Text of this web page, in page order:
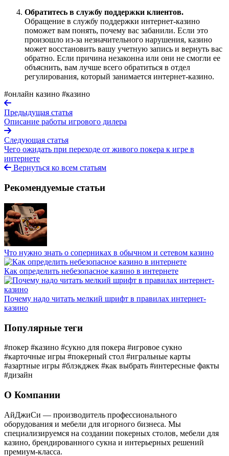
Обратитесь в службу поддержки клиентов.
Обращение в службу поддержки интернет-казино
поможет вам понять, почему вас забанили. Если это
произошло из-за незначительного нарушения, казино
может восстановить вашу учетную запись и вернуть вас
обратно. Если причина незаконна или они не смогли ее
объяснить, вам лучше всего обратиться в отдел
регулирования, который занимается интернет-казино.
#онлайн казино #казино
Предыдущая статья
Описание работы игрового дилера
Следующая статья
Чего ожидать при переходе от живого покера к игре в
интернете
Вернуться ко всем статьям
Рекомендуемые статьи
Что нужно знать о соперниках в обычном и сетевом казино
Как определить небезопасное казино в интернете
Почему надо читать мелкий шрифт в правилах интернет-
казино
Популярные теги
#покер #казино #сукно для покера #игровое сукно
#карточные игры #покерный стол #игральные карты
#азартные игры #блэкджек #как выбрать #интересные факты
#дизайн
О Компании
АйДжиСи — производитель профессионального
оборудования и мебели для игорного бизнеса. Мы
специализируемся на создании покерных столов, мебели для
казино, брендированного сукна и интерьерных решений
премиум-класса.